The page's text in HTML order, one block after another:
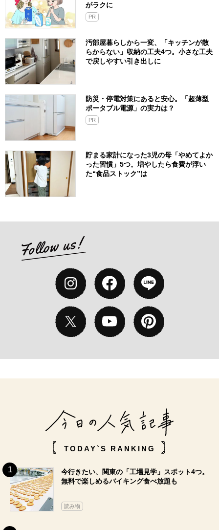
がラクに
PR
汚部屋暮らしから一変、「キッチンが散
らからない」収納の工夫4つ。小さな工夫
で戻しやすい引き出しに
防災・停電対策にあると安心。「超薄型
ポータブル電源」の実力は？​
PR
貯まる家計になった3児の母「やめてよか
った習慣」5つ。増やしたら食費が浮い
た“食品ストック”は
TODAY`S RANKING
今行きたい、関東の「工場見学」スポット4つ。
無料で楽しめるバイキング食べ放題も
読み物